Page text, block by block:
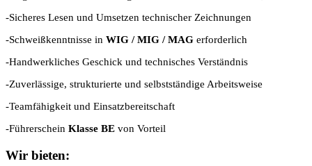
-Sicheres Lesen und Umsetzen technischer Zeichnungen
-Schweißkenntnisse in WIG / MIG / MAG erforderlich
-Handwerkliches Geschick und technisches Verständnis
-Zuverlässige, strukturierte und selbstständige Arbeitsweise
-Teamfähigkeit und Einsatzbereitschaft
-Führerschein Klasse BE von Vorteil
Wir bieten: